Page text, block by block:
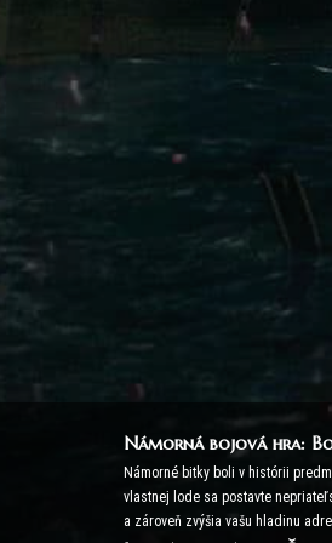
Námorná bojová hra:
Námorné bitky boli v histórii
vlastnej lode sa postavte
a zároveň zvýšia vašu hladinu